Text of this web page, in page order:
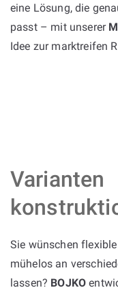
eine Lösung, die
passt – mit unserer
Idee zur marktreifen
Varianten
Sie wünschen flexible
mühelos an
lassen? BOJKO